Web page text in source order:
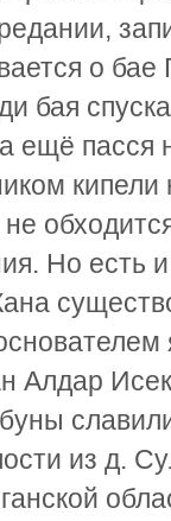
о бае
бая
ещё
кипели
Но есть
Алдар
из д.